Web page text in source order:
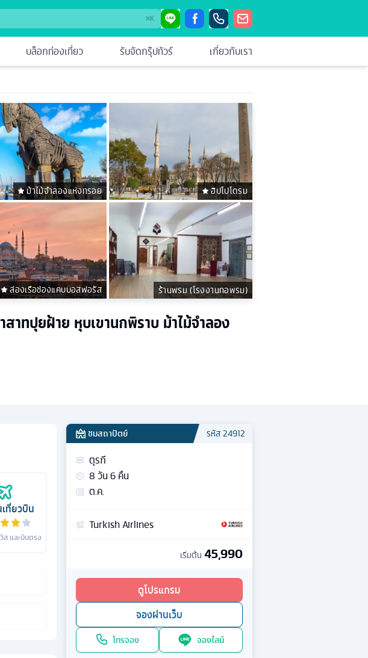
⌘K
บล็อกท่องเที่ยว รับจัดกรุ๊ปทัวร์ เกี่ยวกับเรา
ม้าไม้จําลองแห่งทรอย ฮิปโปโดรม
ล่องเรือช่องแคบบอสฟอรัส ร้านพรม (โรงงานทอพรม)
าทปุยฝ้าย หุบเขานกพิราบ ม้าไม้จำลอง
ที่ยวบิน
ส และบินตรง
ชมสถาปัตย์ รหัส24912
ตุรกี
8วัน6คืน
ต.ค.
Turkish Airlines
เริ่มต้น 45,990
ดูโปรแกรม
จองผ่านเว็บ
โทรจอง จองไลน์